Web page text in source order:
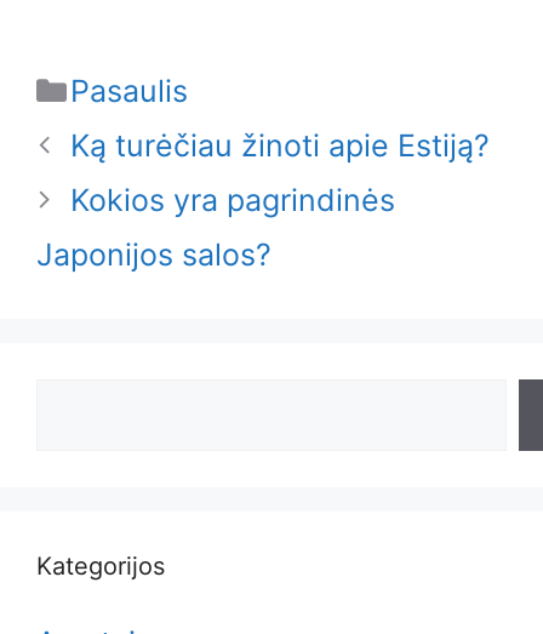
Categories
Pasaulis
Ką turėčiau žinoti apie Estiją?
Kokios yra pagrindinės
Japonijos salos?
Kategorijos